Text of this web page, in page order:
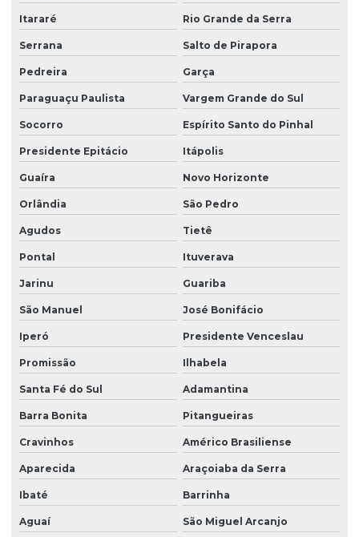
Itararé Rio Grande da Serra
Serrana Salto de Pirapora
Pedreira Garça
Paraguaçu Paulista Vargem Grande do Sul
Socorro Espírito Santo do Pinhal
Presidente Epitácio Itápolis
Guaíra Novo Horizonte
Orlândia São Pedro
Agudos Tietê
Pontal Ituverava
Jarinu Guariba
São Manuel José Bonifácio
Iperó Presidente Venceslau
Promissão Ilhabela
Santa Fé do Sul Adamantina
Barra Bonita Pitangueiras
Cravinhos Américo Brasiliense
Aparecida Araçoiaba da Serra
Ibaté Barrinha
Aguaí São Miguel Arcanjo